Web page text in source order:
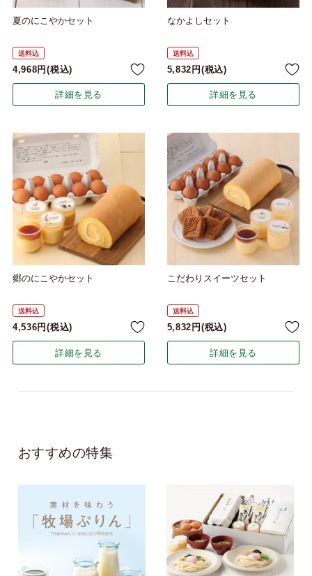
夏のにこやかセット
送料込
4,968 税込
詳細を見る
なかよしセット
送料込
5,832 税込
詳細を見る
郷のにこやかセット
送料込
4,536 税込
詳細を見る
こだわりスイーツセット
送料込
5,832 税込
詳細を見る
おすすめの特集